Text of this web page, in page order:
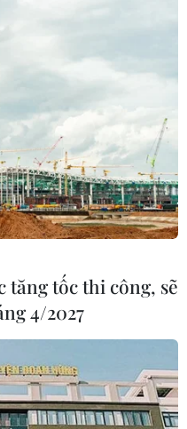
tăng tốc thi công, sẽ
4/2027